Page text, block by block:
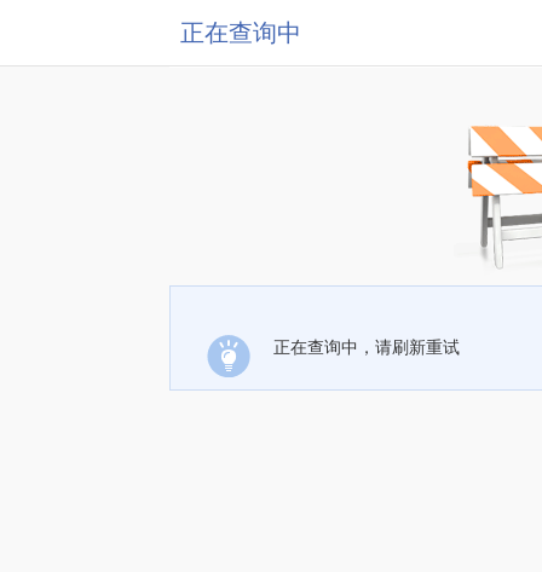
正在查询中
正在查询中，请刷新重试